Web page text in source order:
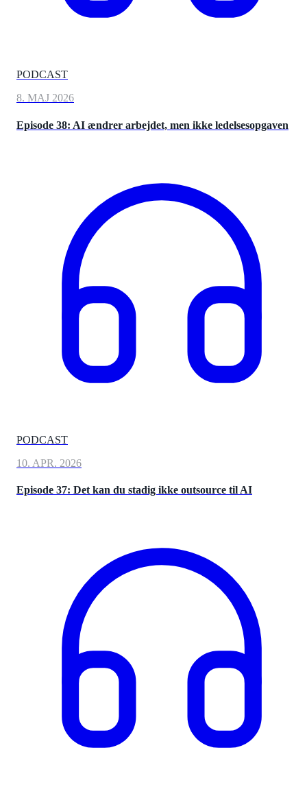
PODCAST
8. MAJ 2026
Episode 38: AI ændrer arbejdet, men ikke ledelsesopgaven
PODCAST
10. APR. 2026
Episode 37: Det kan du stadig ikke outsource til AI